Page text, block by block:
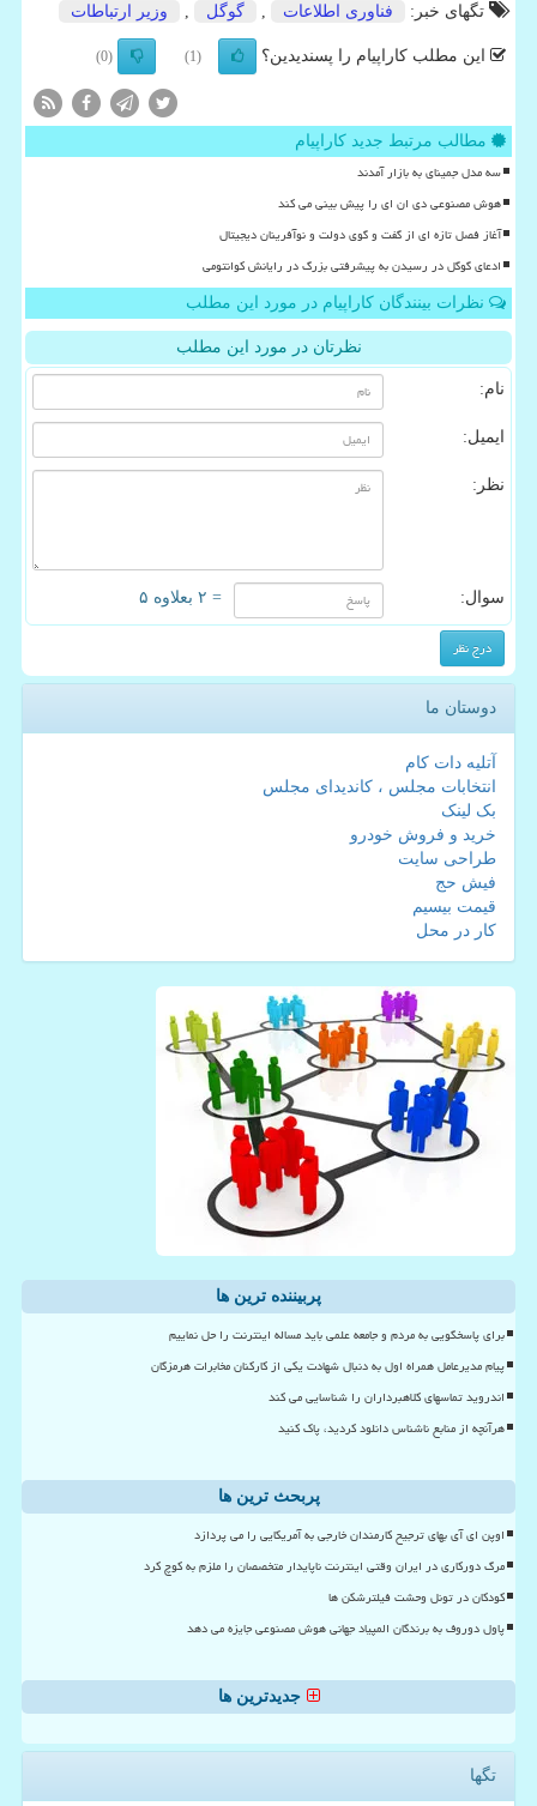
تگهای خبر:
فناوری اطلاعات گوگل وزیر ارتباطات
این مطلب کاراپیام را پسندیدین؟ (1)
(0)
مطالب مرتبط جدید کاراپیام
سه مدل جمینای به بازار آمدند
هوش مصنوعی دی ان ای را پیش بینی می کند
آغاز فصل تازه ای از گفت و گوی دولت و نوآفرینان دیجیتال
ادعای گوگل در رسیدن به پیشرفتی بزرگ در رایانش کوانتومی
نظرات بینندگان کاراپیام در مورد این مطلب
نظرتان در مورد این مطلب
نام:
ایمیل:
نظر:
سوال: = ۲ بعلاوه ۵
دوستان ما
آتلیه دات کام
انتخابات مجلس ، کاندیدای مجلس
بک لینک
خرید و فروش خودرو
طراحی سایت
فیش حج
قیمت بیسیم
کار در محل
پربیننده ترین ها
برای پاسخگویی به مردم و جامعه علمی باید مساله اینترنت را حل نماییم
پیام مدیرعامل همراه اول به دنبال شهادت یکی از کارکنان مخابرات هرمزگان
اندروید تماسهای کلاهبرداران را شناسایی می کند
هرآنچه از منابع ناشناس دانلود کردید، پاک کنید
پربحث ترین ها
اوپن ای آی بهای ترجیح کارمندان خارجی به آمریکایی را می پردازد
مرگ دورکاری در ایران وقتی اینترنت ناپایدار متخصصان را ملزم به کوچ کرد
کودکان در تونل وحشت فیلترشکن ها
پاول دوروف به برندگان المپیاد جهانی هوش مصنوعی جایزه می دهد
جدیدترین ها
تگها